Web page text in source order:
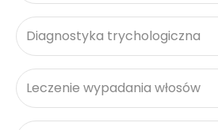
Diagnostyka trychologiczna
Leczenie wypadania włosów